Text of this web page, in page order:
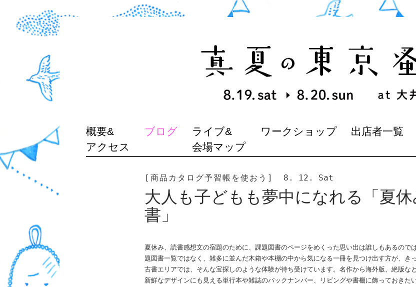
SKIP
TO
CONTENT
概要&
アクセス
ブログ
ライブ&
会場マップ
ワークショップ 出店者一覧
[商品カタログ予習帳を使おう] 8. 12. Sat
大人も子どもも夢中になれる「夏
書」
夏休み、読書感想文の宿題のために、課題図書のページをめくった思い出は誰しもあるの
題図書一覧ではなく、雑多に並んだ木箱や本棚の中から気になる一冊を見つけ出す方が、き
古書エリアでは、そんな宝探しのような体験が待ち受けています。名作から海外版、絶版な
新鮮なデザインにも見える単行本や雑誌のバックナンバー、リビングや書棚に飾っておきた